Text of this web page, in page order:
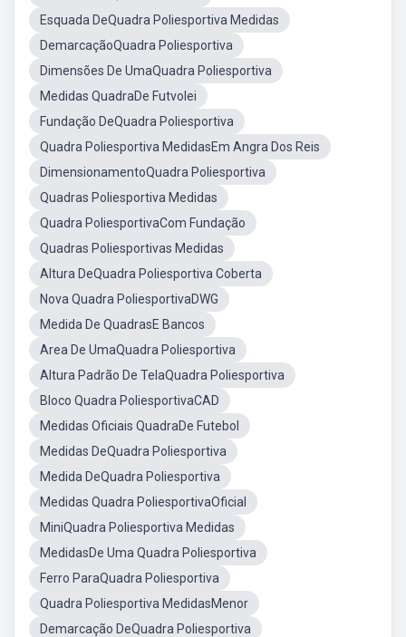
Esquada DeQuadra Poliesportiva Medidas
DemarcaçãoQuadra Poliesportiva
Dimensões De UmaQuadra Poliesportiva
Medidas QuadraDe Futvolei
Fundação DeQuadra Poliesportiva
Quadra Poliesportiva MedidasEm Angra Dos Reis
DimensionamentoQuadra Poliesportiva
Quadras Poliesportiva Medidas
Quadra PoliesportivaCom Fundação
Quadras Poliesportivas Medidas
Altura DeQuadra Poliesportiva Coberta
Nova Quadra PoliesportivaDWG
Medida De QuadrasE Bancos
Area De UmaQuadra Poliesportiva
Altura Padrão De TelaQuadra Poliesportiva
Bloco Quadra PoliesportivaCAD
Medidas Oficiais QuadraDe Futebol
Medidas DeQuadra Poliesportiva
Medida DeQuadra Poliesportiva
Medidas Quadra PoliesportivaOficial
MiniQuadra Poliesportiva Medidas
MedidasDe Uma Quadra Poliesportiva
Ferro ParaQuadra Poliesportiva
Quadra Poliesportiva MedidasMenor
Demarcação DeQuadra Poliesportiva